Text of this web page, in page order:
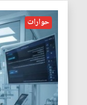
حوارات